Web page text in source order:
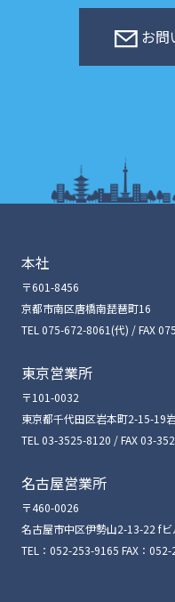
お問
本社
〒601-8456
京都市南区唐橋南琵琶町16
TEL 075-672-8061(代) / FAX
東京営業所
〒101-0032
東京都千代田区岩本町2-15-19
TEL 03-3525-8120 / FAX 03-
名古屋営業所
〒460-0026
名古屋市中区伊勢山2-13-22 f
TEL：052-253-9165 FAX：